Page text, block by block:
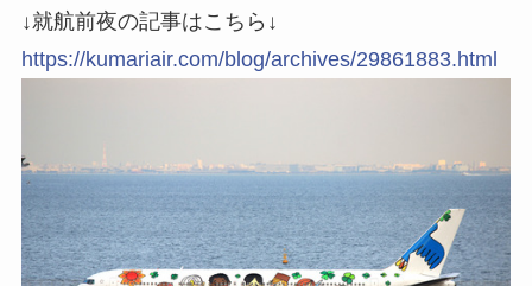
↓就航前夜の記事はこちら↓
https://kumariair.com/blog/archives/29861883.html